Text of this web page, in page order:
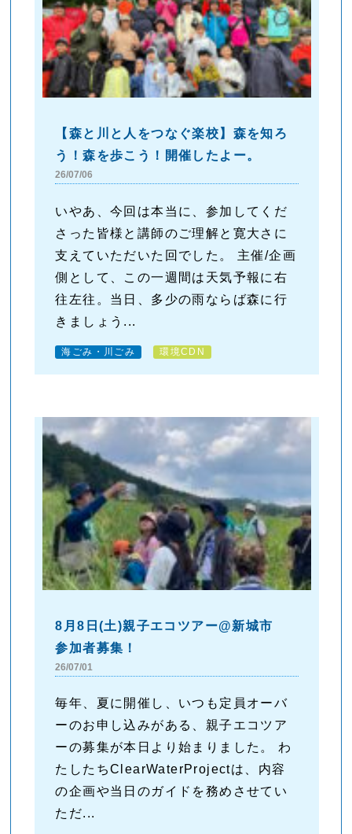
【森と川と人をつなぐ楽校】森を知ろ
う！森を歩こう！開催したよー。
26/07/06
いやあ、今回は本当に、参加してくだ
さった皆様と講師のご理解と寛大さに
支えていただいた回でした。 主催/企画
側として、この一週間は天気予報に右
往左往。当日、多少の雨ならば森に行
きましょう...
海ごみ・川ごみ 環境CDN
8月8日(土)親子エコツアー@新城市
参加者募集！
26/07/01
毎年、夏に開催し、いつも定員オーバ
ーのお申し込みがある、親子エコツア
ーの募集が本日より始まりました。 わ
たしたちClearWaterProjectは、内容
の企画や当日のガイドを務めさせてい
ただ...